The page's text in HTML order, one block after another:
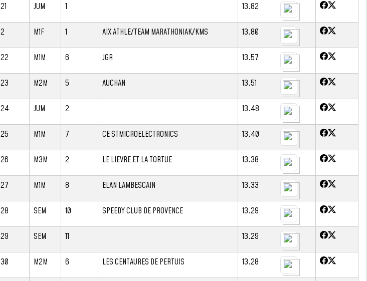
21 JUM 1 13.82
2 M1F 1 AIX ATHLE/TEAM MARATHONIAK/KMS 13.80
22 M1M 6 JGR 13.57
23 M2M 5 AUCHAN 13.51
24 JUM 2 13.48
25 M1M 7 CE STMICROELECTRONICS 13.40
26 M3M 2 LE LIEVRE ET LA TORTUE 13.38
27 M1M 8 ELAN LAMBESCAIN 13.33
28 SEM 10 SPEEDY CLUB DE PROVENCE 13.29
29 SEM 11 13.29
30 M2M 6 LES CENTAURES DE PERTUIS 13.28